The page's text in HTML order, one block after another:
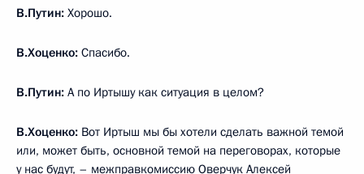
В.Путин: Хорошо.
В.Хоценко: Спасибо.
В.Путин: А по Иртышу как ситуация в целом?
В.Хоценко: Вот Иртыш мы бы хотели сделать важной темой
или, может быть, основной темой на переговорах, которые
у нас будут, – межправкомиссию Оверчук Алексей